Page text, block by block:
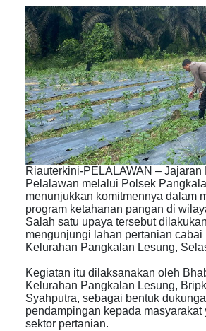
Riauterkini-PELALAWAN – Jajaran
Pelalawan melalui Polsek
menunjukkan komitmennya dalam
program ketahanan pangan di
Salah satu upaya tersebut
mengunjungi lahan pertanian cabai
Kelurahan Pangkalan Lesung,
Kegiatan itu dilaksanakan oleh
Kelurahan Pangkalan Lesung,
Syahputra, sebagai bentuk
pendampingan kepada masyarakat
sektor pertanian.